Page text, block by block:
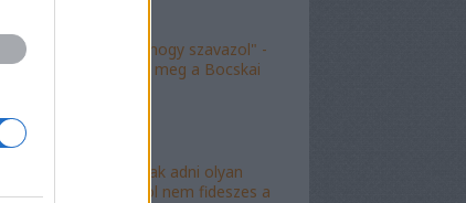
"Köszönöm, hogy szavazol" -
molinó jelent meg a Bocskai
"Lóf.szt fognak adni olyan
területre, ahol nem fideszes a